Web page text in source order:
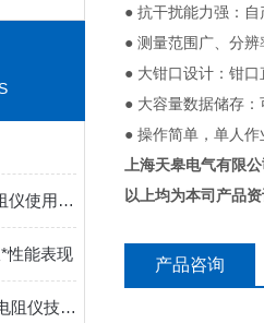
ETCR2000型钳形接地电阻仪使用注意事项
性能表现
防爆型（圆口）钳形接地电阻仪技术规格
● 抗干扰能力强：
● 测量范围广、分
● 大钳口设计：钳
● 大容量数据储存：
● 操作简单，单人
上海天皋电气有限
以上均为本司产品
产品咨询